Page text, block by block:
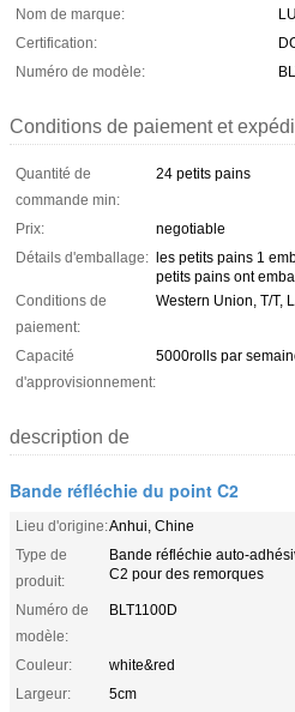
Nom de marque:
LU
Certification:
Numéro de modèle:
Conditions de paiement et
Quantité de
commande min:
24 petits pains
Prix:
negotiable
Détails d'emballage: les petits pains 1
petits pains ont
Conditions de
paiement:
Western Union, T/T,
Capacité
d'approvisionnement:
5000rolls par
description de
Bande réfléchie du point C2
Lieu d'origine:Anhui, Chine
Type de
produit:
Bande réfléchie auto-
C2 pour des remorques
Numéro de
modèle:
BLT1100D
Couleur:
white&red
Largeur:
5cm